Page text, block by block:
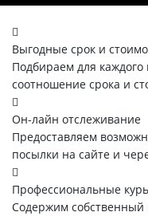
Выгодные срок и
Подбираем для
соотношение срока и
Он-лайн отслеживание
Предоставляем
посылки на сайте и
Профессиональные
Содержим собственный